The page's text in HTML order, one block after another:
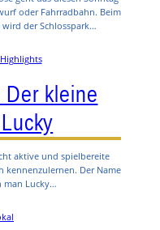
oder Fahrradbahn. Beim
der Schlosspark…
Highlights
kleine
aktive und spielbereite
kennenzulernen. Der Name
man Lucky…